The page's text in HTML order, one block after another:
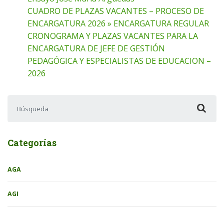
CUADRO DE PLAZAS VACANTES – PROCESO DE
ENCARGATURA 2026 » ENCARGATURA REGULAR
CRONOGRAMA Y PLAZAS VACANTES PARA LA
ENCARGATURA DE JEFE DE GESTIÓN
PEDAGÓGICA Y ESPECIALISTAS DE EDUCACION –
2026
Categorías
AGA
AGI